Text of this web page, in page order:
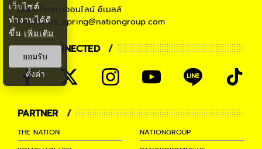
ติดต่อโฆษณาออนไลน์ อีเมลล์
teamsales_spring@nationgroup.com
STAY CONNECTED
PARTNER
THE NATION
NATIONGROUP
เว็บไซต์
ทำงานได้ดี
ขึ้น เพิ่มเติม
ยอมรับ
ตั้งค่า